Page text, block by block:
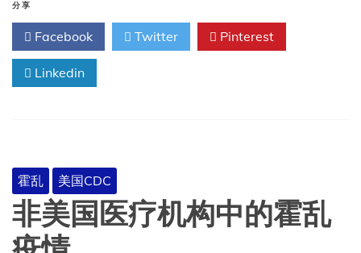
主
共
和
伍
省
埃
分享
Facebook Twitter Pinterest
Linkedin
霍乱 美国CDC
非美国医疗机构中的霍乱